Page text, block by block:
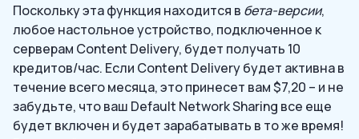
Поскольку эта функция находится в бета-версии,
любое настольное устройство, подключенное к
серверам Content Delivery, будет получать 10
кредитов/час. Если Content Delivery будет активна в
течение всего месяца, это принесет вам $7,20 – и не
забудьте, что ваш Default Network Sharing все еще
будет включен и будет зарабатывать в то же время!